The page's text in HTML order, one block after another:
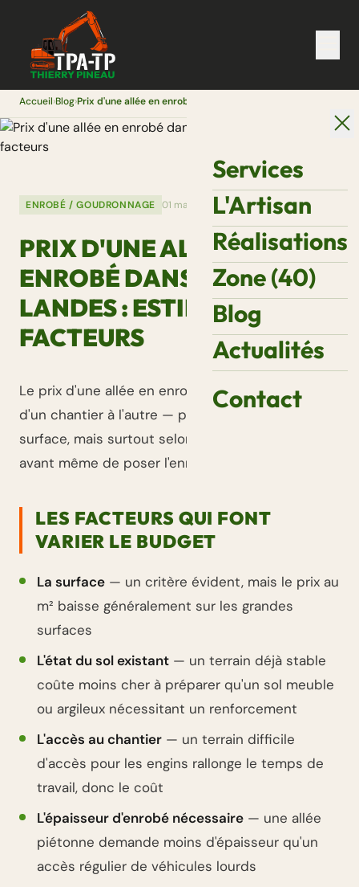
Services
L'Artisan
Réalisations
Zone (40)
Blog
Actualités
Contact
Accueil›Blog›
ENROBÉ / GOUDRONNAGE 01 mars 2026
PRIX D'UNE ALLÉE EN
ENROBÉ DANS LES
LANDES : ESTIMATION ET
FACTEURS
Le prix d'une allée en enrobé varie sensiblement
d'un chantier à l'autre — pas seulement selon la
surface, mais surtout selon ce qu'il y a à préparer
avant même de poser l'enrobé.
LES FACTEURS QUI FONT
VARIER LE BUDGET
La surface — un critère évident, mais le prix au
m² baisse généralement sur les grandes
surfaces
L'état du sol existant — un terrain déjà stable
coûte moins cher à préparer qu'un sol meuble
ou argileux nécessitant un renforcement
L'accès au chantier — un terrain difficile
d'accès pour les engins rallonge le temps de
travail, donc le coût
L'épaisseur d'enrobé nécessaire — une allée
piétonne demande moins d'épaisseur qu'un
accès régulier de véhicules lourds